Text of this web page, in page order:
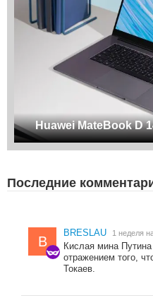
Huawei MateBook D
Последние
B
BRESLAU 1 неделя
Кислая мина
отражением того,
Токаев.